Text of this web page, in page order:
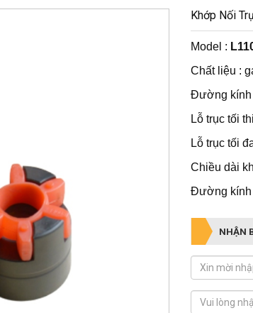
Khớp Nối
Model :
Chất liệu :
Đường kính
Lỗ trục tối
Lỗ trục tối
Chiều dài
Đường kính
NHẬN